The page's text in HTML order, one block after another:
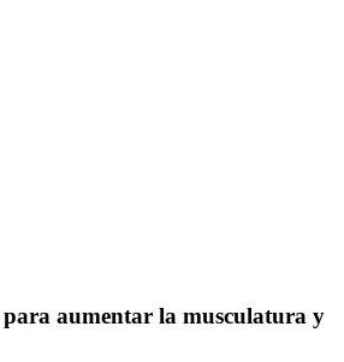
aumentar la musculatura y